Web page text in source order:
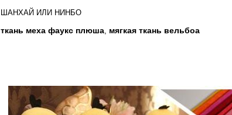
ШАНХАЙ ИЛИ НИНБО
ткань меха фаукс плюша, мягкая ткань вельбоа